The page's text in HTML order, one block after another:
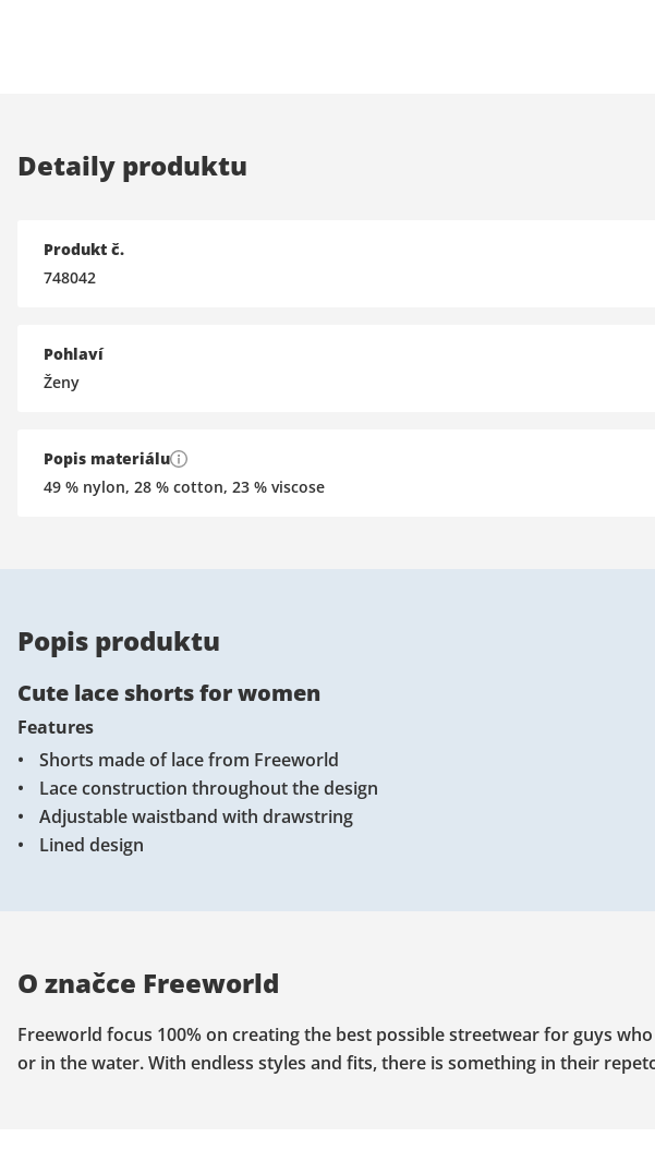
Detaily produktu
Produkt č.
748042
Pohlaví
Ženy
Popis materiálu
49 % nylon, 28 % cotton, 23 % viscose
Popis produktu
Cute lace shorts for women
Features
Shorts made of lace from Freeworld
Lace construction throughout the design
Adjustable waistband with drawstring
Lined design
O značce Freeworld
Freeworld focus 100% on creating the best possible streetwear for guys
or in the water. With endless styles and fits, there is something in their